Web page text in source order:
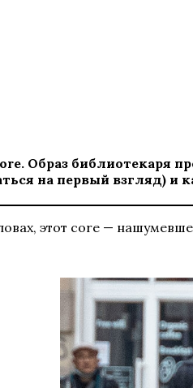
Образ библиотекаря
на первый взгляд) и
этот core —